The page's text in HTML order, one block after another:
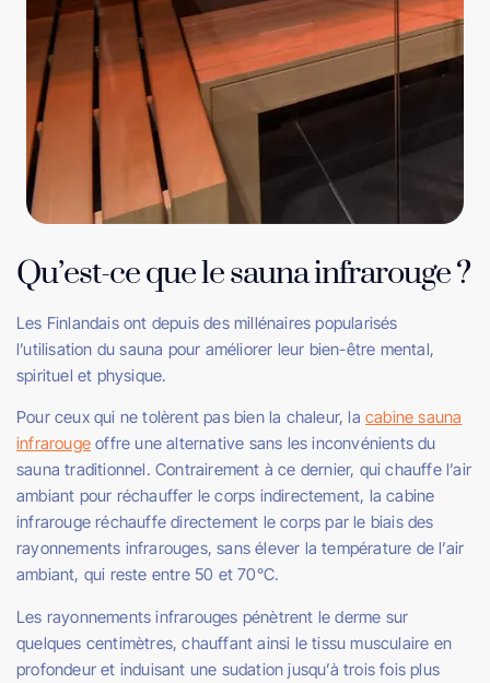
Qu’est-ce que le sauna infrarouge ?
Les Finlandais ont depuis des millénaires popularisés
l’utilisation du sauna pour améliorer leur bien-être mental,
spirituel et physique.
Pour ceux qui ne tolèrent pas bien la chaleur, lacabine sauna
infrarouge offre une alternative sans les inconvénients du
sauna traditionnel. Contrairement à ce dernier, qui chauffe l’air
ambiant pour réchauffer le corps indirectement, la cabine
infrarouge réchauffe directement le corps par le biais des
rayonnements infrarouges, sans élever la température de l’air
ambiant, qui reste entre 50 et 70°C.
Les rayonnements infrarouges pénètrent le derme sur
quelques centimètres, chauffant ainsi le tissu musculaire en
profondeur et induisant une sudation jusqu’à trois fois plus